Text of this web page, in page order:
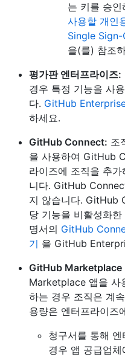
는 키를 승인
사용할 개인
Single Sign-
을(를) 참조
평가판 엔터프라이즈:
경우 특정 기능을 사
다. GitHub
하세요.
GitHub Connect: 조
을 사용하여 GitHub
라이즈에 조직을 추
니다. GitHub
지 않습니다. GitHub
당 기능을 비활성화
명서의 GitHub
기 을 GitHub
GitHub Marketplace
Marketplace 앱을 사
하는 경우 조직은 계
용량은 엔터프라이즈
청구서를 통해
경우 앱 공급업